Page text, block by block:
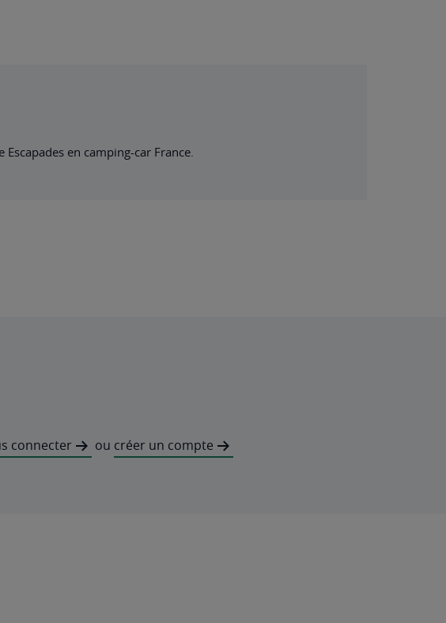
en camping-car France.
connecter ou créer un compte